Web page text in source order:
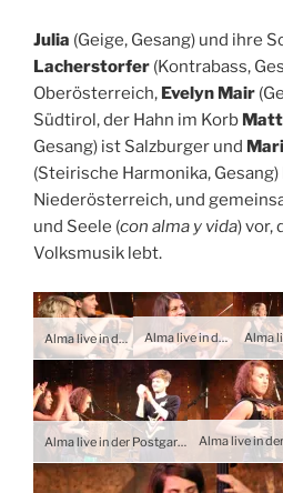
Julia (Geige, Gesang) und ihre
Lacherstorfer (Kontrabass,
Oberösterreich, Evelyn Mair
Südtirol, der Hahn im Korb
Gesang) ist Salzburger und
(Steirische Harmonika,
Niederösterreich, und
und Seele (con alma y vida) vor,
Volksmusik lebt.
Alma live in der Postgarage | Fotos © Gerald Ganglbauer 2015 Alma live in der Postgarage | Fotos © Gerald Ganglbauer 2015
Alma live in der Postgarage | Fotos © Gerald Ganglbauer 2015